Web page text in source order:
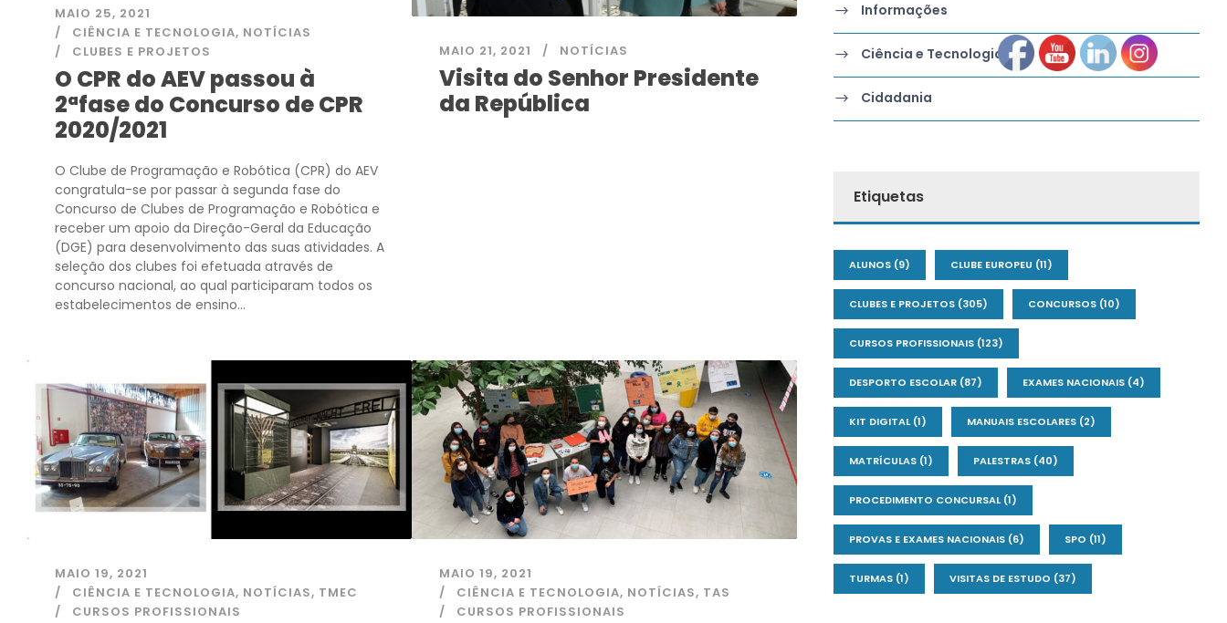
MAIO 25, 2021
CIÊNCIA E TECNOLOGIA, NOTÍCIAS
CLUBES E PROJETOS
O CPR do AEV passou à
2ªfase do Concurso de CPR
2020/2021
O Clube de Programação e Robótica (CPR) do AEV
congratula-se por passar à segunda fase do
Concurso de Clubes de Programação e Robótica e
receber um apoio da Direção-Geral da Educação
(DGE) para desenvolvimento das suas atividades. A
seleção dos clubes foi efetuada através de
concurso nacional, ao qual participaram todos os
estabelecimentos de ensino...
MAIO 21, 2021 NOTÍCIAS
Visita do Senhor Presidente
da República
MAIO 19, 2021
CIÊNCIA E TECNOLOGIA, NOTÍCIAS, TMEC
CURSOS PROFISSIONAIS
MAIO 19, 2021
CIÊNCIA E TECNOLOGIA, NOTÍCIAS, TAS
CURSOS PROFISSIONAIS
Informações
Ciência e Tecnologia
Cidadania
Etiquetas
ALUNOS(9) CLUBE EUROPEU (11)
CLUBES E PROJETOS(305) CONCURSOS(10)
CURSOS PROFISSIONAIS(123)
DESPORTO ESCOLAR(87) EXAMES NACIONAIS(4)
KIT DIGITAL(1) MANUAIS ESCOLARES(2)
MATRÍCULAS(1) PALESTRAS(40)
PROCEDIMENTO CONCURSAL(1)
PROVAS E EXAMES NACIONAIS(6) SPO (11)
TURMAS(1) VISITAS DE ESTUDO (37)